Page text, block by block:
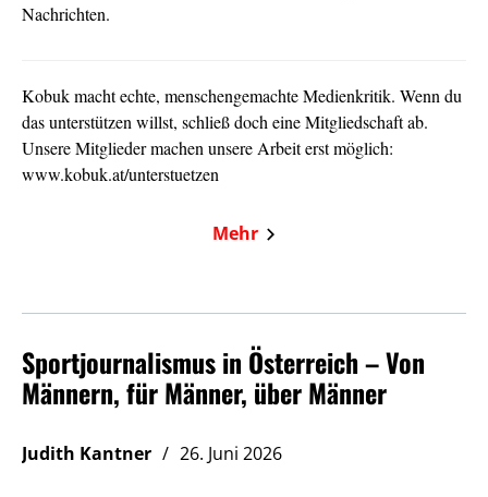
Nachrichten.
Kobuk macht echte, menschengemachte Medienkritik. Wenn du
das unterstützen willst, schließ doch eine Mitgliedschaft ab.
Unsere Mitglieder machen unsere Arbeit erst möglich:
www.kobuk.at/unterstuetzen
Mehr
Sportjournalismus in Österreich – Von
Männern, für Männer, über Männer
Judith Kantner 26. Juni 2026